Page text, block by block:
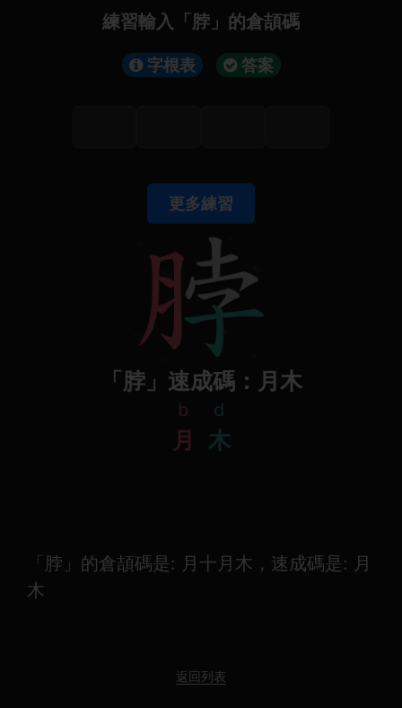
練習輸入「脖」的倉頡碼
字根表 答案
更多練習
「脖」速成碼：月木
b
月
d
木
「脖」的倉頡碼是: 月十月木，速成碼是: 月
木
返回列表